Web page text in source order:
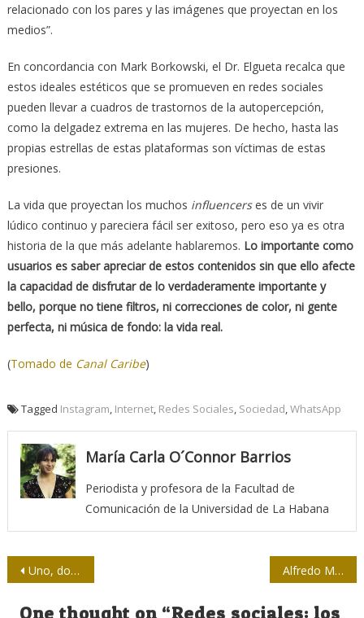
relacionado con los pares y las imágenes que proyectan en los
medios”.
En concordancia con Mark Borkowski, el Dr. Elgueta recalca que
estos ideales estéticos que se promueven en redes sociales
pueden llevar a cuadros de trastornos de la autopercepción,
como la delgadez extrema en las mujeres. De hecho, hasta las
propias estrellas de estas plataformas son víctimas de estas
presiones.
La vida que proyectan los muchos influencerses de un vivir
lúdico continuo y pareciera fácil ser exitoso, pero eso ya es otra
historia de la que más adelante hablaremos. Lo importante como
usuarios es saber apreciar de estos contenidos sin que ello afecte
la capacidad de disfrutar de lo verdaderamente importante y
bello, porque no tiene filtros, ni correcciones de color, ni gente
perfecta, ni música de fondo: la vida real.
(Tomado de Canal Caribe)
Tagged Instagram, Internet, Redes Sociales, Sociedad,WhatsApp
María Carla O´Connor Barrios
Periodista y profesora de la Facultad de
Comunicación de la Universidad de La Habana
Navegación
de
Uno, dos, tres, mi contraseña se fue Alfredo Martirena: un periplo de muchas causas y pocos azares
One thought on “Redes sociales: los